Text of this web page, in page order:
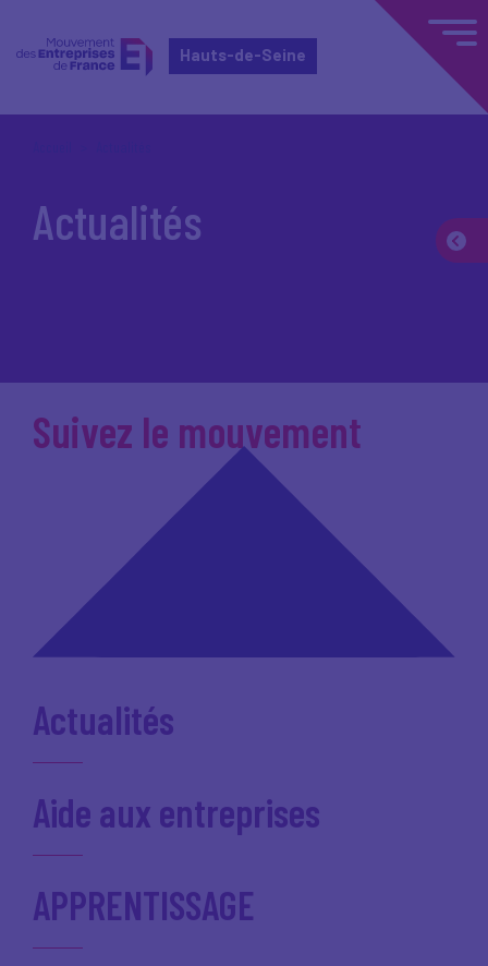
Hauts-de-Seine
Actualités
Suivez le mouvement
Actualités
Aide aux entreprises
APPRENTISSAGE